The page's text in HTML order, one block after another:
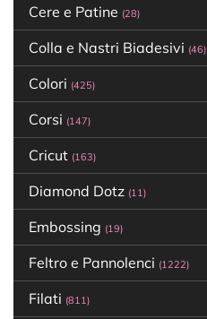
Cere e Patine (28)
Colla e Nastri Biadesivi (46)
Colori (425)
Corsi (147)
Cricut (163)
Diamond Dotz (11)
Embossing (19)
Feltro e Pannolenci (1222)
Filati (811)